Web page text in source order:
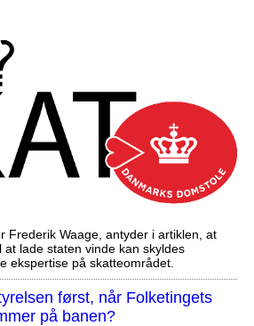
Frederik Waage, antyder i artiklen, at
lade staten vinde kan skyldes
ekspertise på skatteområdet.
først, når Folketingets
på banen?